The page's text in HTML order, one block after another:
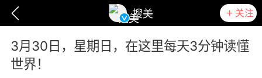
搜美 关注
3月30日，星期日，在这里每天3分钟读懂
世界！